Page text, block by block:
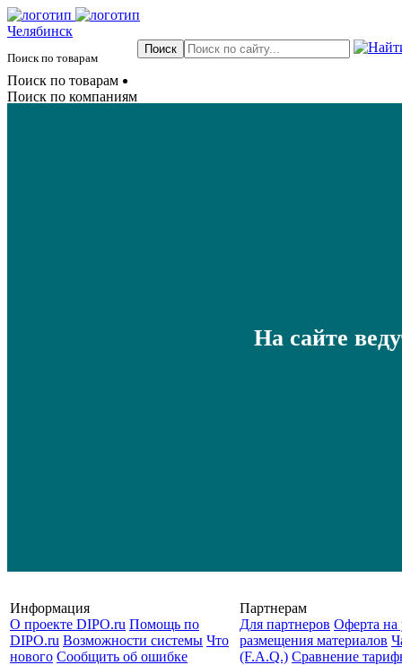
Челябинск
Поиск по товарам
Поиск по товарам
Поиск по компаниям
На сайте
Информация
О проекте DIPO.ru Помощь по
DIPO.ru Возможности системы Что
нового Сообщить об ошибке
Партнерам
Для партнеров Оферта на
размещения материалов
(F.A.Q.) Cравнение